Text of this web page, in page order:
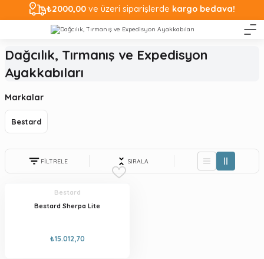
₺2000,00 ve üzeri siparişlerde kargo bedava!
Dağcılık, Tırmanış ve Expedisyon
Ayakkabıları
Markalar
Bestard
FİLTRELE SIRALA
Bestard
Bestard Sherpa Lite
₺15.012,70